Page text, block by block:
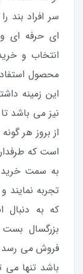
سر افراد بند
ای حرفه ای
انتخاب و
محصول
این زمینه
نیز می باشد
از بروز هر
است که
به سمت
تجربه نمایند
که به
بزرگسال
فروش می رسد
باشد تنها می